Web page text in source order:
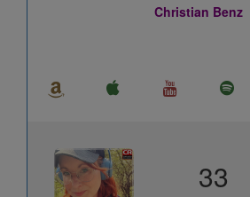
Christian Benz
33